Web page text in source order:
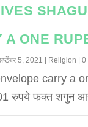
A ONE
5, 2021 Religion 0
carry a
रुपये फक्त शगुन